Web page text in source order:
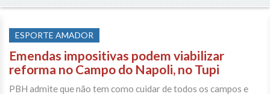
ESPORTE AMADOR
Emendas impositivas podem viabilizar
reforma no Campo do Napoli, no Tupi
PBH admite que não tem como cuidar de todos os campos e